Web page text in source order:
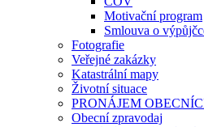
Motivační program
Smlouva o
Fotografie
Veřejné zakázky
Katastrální mapy
Životní situace
PRONÁJEM
Obecní zpravodaj